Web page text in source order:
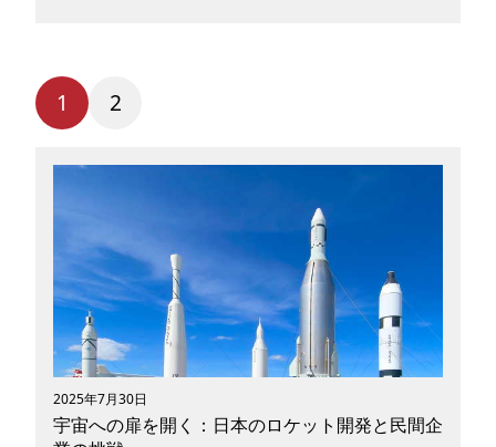
1 2
2025年7月30日
宇宙への扉を開く：日本のロケット開発と民間企